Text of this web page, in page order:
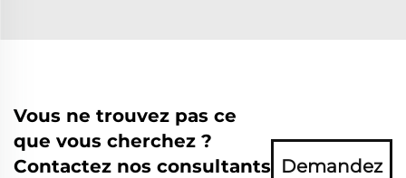
Vous ne trouvez pas ce
que vous cherchez ?
Contactez nos consultants Demandez